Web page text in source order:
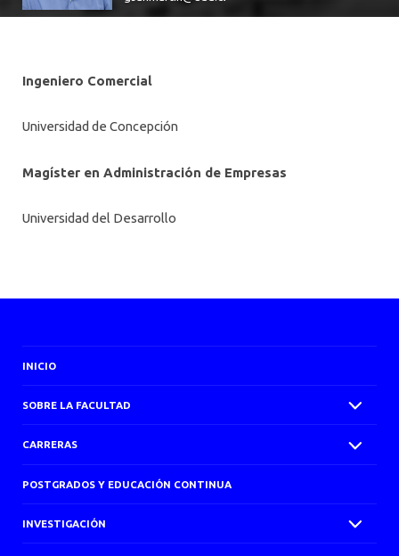
Ingeniero Comercial
Universidad de Concepción
Magíster en Administración de Empresas
Universidad del Desarrollo
INICIO
SOBRE LA FACULTAD
CARRERAS
POSTGRADOS Y EDUCACIÓN CONTINUA
INVESTIGACIÓN